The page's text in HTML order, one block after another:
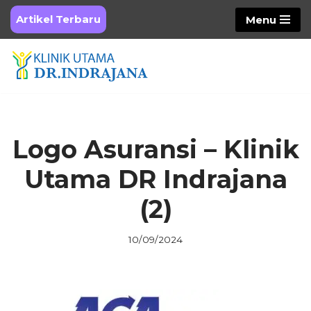
Skip
to
content
Artikel Terbaru Menu
Logo Asuransi – Klinik
Utama DR Indrajana
(2)
10/09/2024